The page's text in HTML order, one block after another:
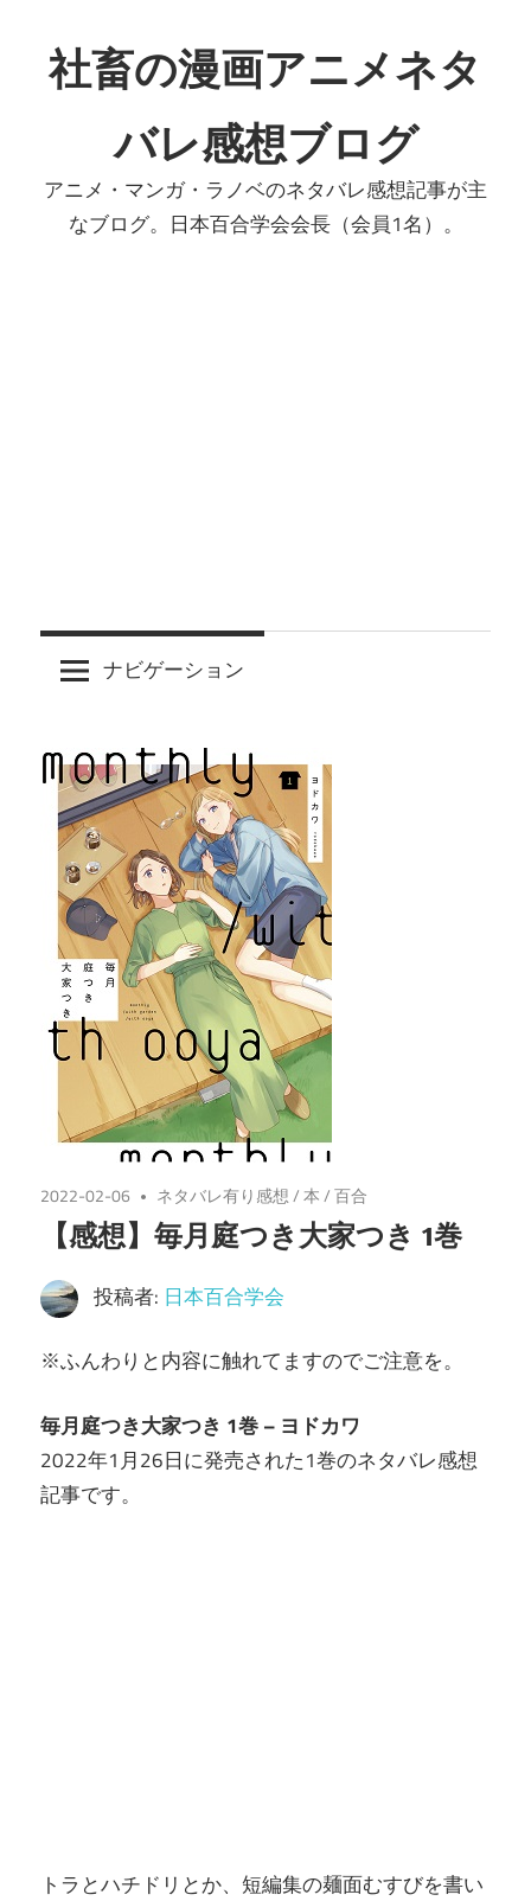
ン
テ
へ
社畜の漫画アニメネタ
バレ感想ブログ
アニメ・マンガ・ラノベのネタバレ感想記事が主
なブログ。日本百合学会会長（会員1名）。
ナビゲーション
2022-02-06 ネタバレ有り感想/本/百合
【感想】毎月庭つき大家つき 1巻
投稿者: 日本百合学会
※ふんわりと内容に触れてますのでご注意を。
毎月庭つき大家つき 1巻 – ヨドカワ
2022年1月26日に発売された1巻のネタバレ感想
記事です。
トラとハチドリとか、短編集の麺面むすびを書い